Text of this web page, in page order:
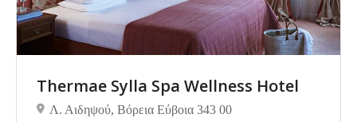
Thermae Sylla Spa Wellness Hotel
Λ. Αιδηψού, Βόρεια Εύβοια 343 00